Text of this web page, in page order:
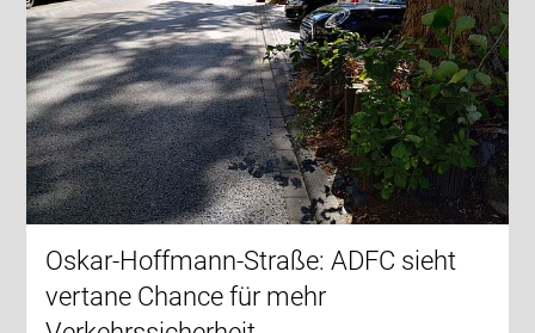
Oskar-Hoffmann-Straße: ADFC sieht
vertane Chance für mehr